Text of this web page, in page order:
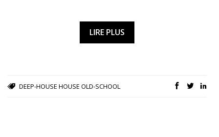
LIRE PLUS
DEEP-HOUSE HOUSE OLD-SCHOOL